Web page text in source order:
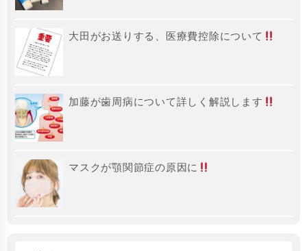
大田がお送りする、医療費控除について
加藤が歯周病について詳しく解説します
マスクが顎関節症の原因に